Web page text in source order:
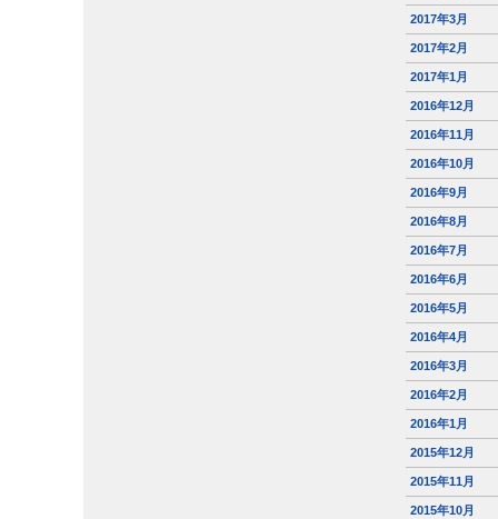
2017年3月
2017年2月
2017年1月
2016年12月
2016年11月
2016年10月
2016年9月
2016年8月
2016年7月
2016年6月
2016年5月
2016年4月
2016年3月
2016年2月
2016年1月
2015年12月
2015年11月
2015年10月